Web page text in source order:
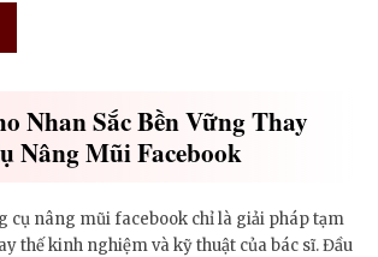
Nhan Sắc Bền Vững Thay
Nâng Mũi Facebook
cụ nâng mũi facebook chỉ là giải pháp tạm
thế kinh nghiệm và kỹ thuật của bác sĩ. Đầu